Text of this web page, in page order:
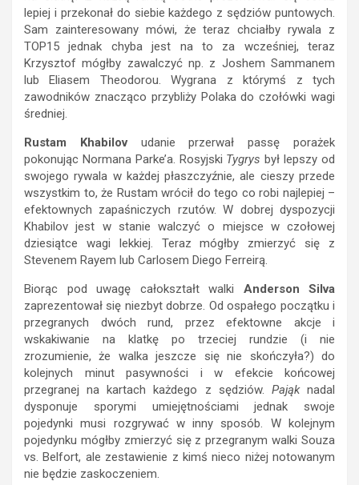
lepiej i przekonał do siebie każdego z sędziów puntowych.
Sam zainteresowany mówi, że teraz chciałby rywala z
TOP15 jednak chyba jest na to za wcześniej, teraz
Krzysztof mógłby zawalczyć np. z Joshem Sammanem
lub Eliasem Theodorou. Wygrana z którymś z tych
zawodników znacząco przybliży Polaka do czołówki wagi
średniej.
Rustam Khabilovudanie przerwał passę porażek
pokonując Normana Parke’a. Rosyjski Tygrys był lepszy od
swojego rywala w każdej płaszczyźnie, ale cieszy przede
wszystkim to, że Rustam wrócił do tego co robi najlepiej –
efektownych zapaśniczych rzutów. W dobrej dyspozycji
Khabilov jest w stanie walczyć o miejsce w czołowej
dziesiątce wagi lekkiej. Teraz mógłby zmierzyć się z
Stevenem Rayem lub Carlosem Diego Ferreirą.
Biorąc pod uwagę całokształt walki Anderson Silva
zaprezentował się niezbyt dobrze. Od ospałego początku i
przegranych dwóch rund, przez efektowne akcje i
wskakiwanie na klatkę po trzeciej rundzie (i nie
zrozumienie, że walka jeszcze się nie skończyła?) do
kolejnych minut pasywności i w efekcie końcowej
przegranej na kartach każdego z sędziów. Pająknadal
dysponuje sporymi umiejętnościami jednak swoje
pojedynki musi rozgrywać w inny sposób. W kolejnym
pojedynku mógłby zmierzyć się z przegranym walki Souza
vs. Belfort, ale zestawienie z kimś nieco niżej notowanym
nie będzie zaskoczeniem.